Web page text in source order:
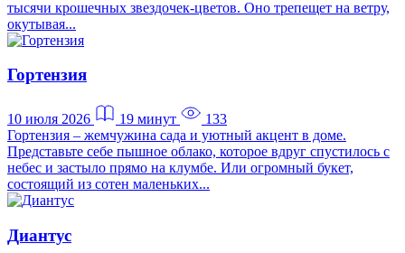
тысячи крошечных звездочек-цветов. Оно трепещет на ветру,
окутывая...
Гортензия
10 июля 2026 19 минут
133
Гортензия – жемчужина сада и уютный акцент в доме.
Представьте себе пышное облако, которое вдруг спустилось с
небес и застыло прямо на клумбе. Или огромный букет,
состоящий из сотен маленьких...
Диантус